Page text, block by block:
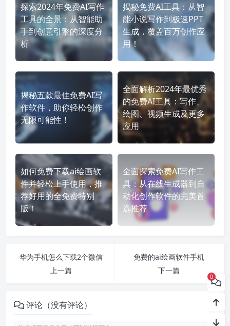
探索2024年免费AI写作
工具的全景：从智能助
手到创意引擎的深度分
析
揭秘免费AI工具：从智
能小说写作到极速PPT
生成，覆盖百万创作应
用！
揭秘五款最佳免费AI写
作软件，助你轻松创作
无限可能性！
全面解析2024年最优秀
的免费AI工具：写作、
绘图、视频生成及更多
应用
如何免费下载ai绘画软
件并轻松上手使用，推
荐好用的全免费特别
版！
全面探索免费AI写作工
具：从在线生成器到自
动化创作软件的完美首
选推荐
华为手机怎么下载2个微信
上一篇
免费的ai绘画软件手机
下一篇
评论（没有评论）
0